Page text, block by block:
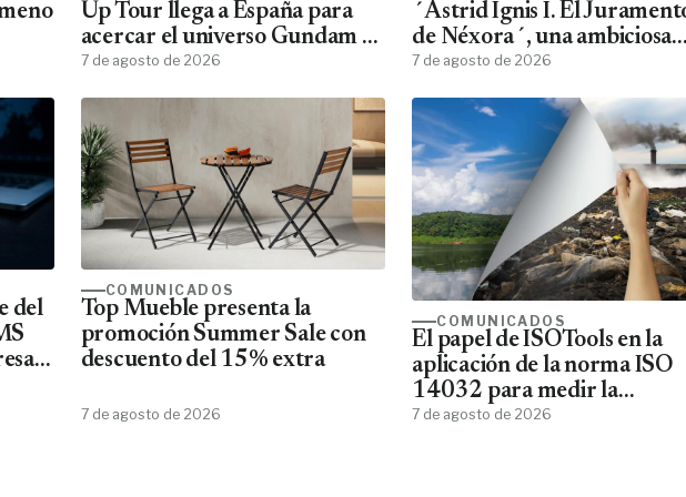
Up Tour llega a España para
acercar el universo Gundam a
todos los fans
7 de agosto de 2026
´Astrid Ignis I. El
de Néxora´, una ambiciosa
saga de fantasía y ciencia
7 de agosto de 2026
del
COMUNICADOS
Top Mueble presenta la
promoción Summer Sale con
descuento del 15% extra
7 de agosto de 2026
COMUNICADOS
El papel de ISOTools en la
aplicación de la norma ISO
14032 para medir la
sostenibilidad empresarial
7 de agosto de 2026